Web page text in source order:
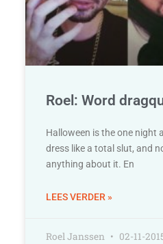
Roel: Word
Halloween is the one night
dress like a total slut, and
anything about it. En
LEES VERDER »
Roel Janssen 02-11-